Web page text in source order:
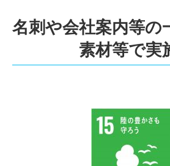
名刺や会社案内等の
素材等で実